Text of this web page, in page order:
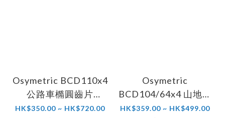
Osymetric BCD110x4
公路車橢圓齒片
(Shimano FC-9000/
HK$350.00 ~ HK$720.00
Osymetric
BCD104/64x4 山地車
雙凸輪 (兼容Shimano
HK$359.00 ~ HK$499.00